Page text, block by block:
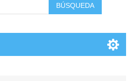
BÚSQUEDA